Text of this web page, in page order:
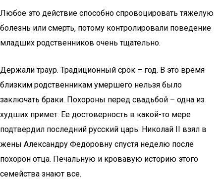
Любое это действие способно спровоцировать тяжелую
болезнь или смерть, потому контролировали поведение
младших родственников очень тщательно.
Держали траур. Традиционный срок – год. В это время
близким родственникам умершего нельзя было
заключать браки. Похороны перед свадьбой – одна из
худших примет. Ее достоверность в какой-то мере
подтвердил последний русский царь: Николай II взял в
жены Александру Федоровну спустя неделю после
похорон отца. Печальную и кровавую историю этого
семейства знают все.